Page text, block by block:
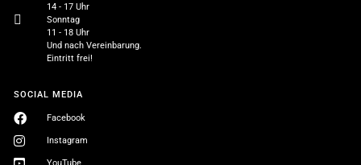
SOCIAL MEDIA
Facebook
Instagram
14 - 17 Uhr
Sonntag
11 - 18 Uhr
Und nach Vereinbarung.
Eintritt frei!